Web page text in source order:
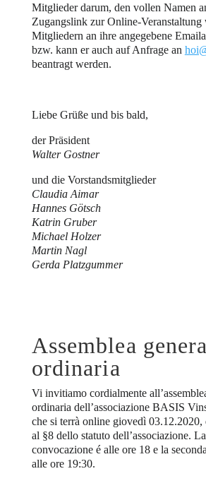
Mitglieder darum, den vollen Namen
Zugangslink zur Online-Veranstaltung
Mitgliedern an ihre angegebene
bzw. kann er auch auf Anfrage an
beantragt werden.
Liebe Grüße und bis bald,
der Präsident
Walter Gostner
und die Vorstandsmitglieder
Claudia Aimar
Hannes Götsch
Katrin Gruber
Michael Holzer
Martin Nagl
Gerda Platzgummer
Assemblea
ordinaria
Vi invitiamo cordialmente
ordinaria dell’associazione BASIS
che si terrà online giovedì 03.12.2020,
al §8 dello statuto dell’associazione.
convocazione é alle ore 18 e la
alle ore 19:30.